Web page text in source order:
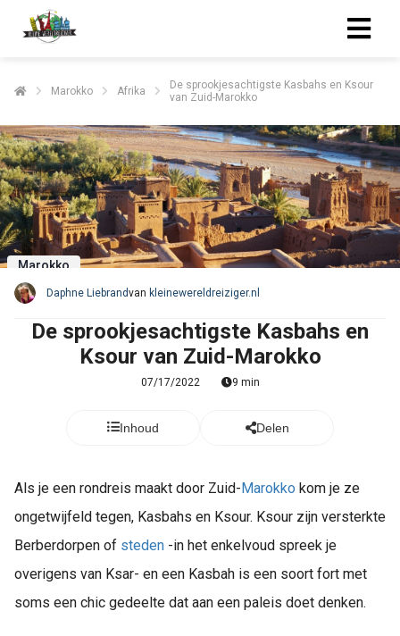
Marokko Afrika
De sprookjesachtigste Kasbahs en Ksour
van Zuid-Marokko
Marokko
Daphne Liebrandvan kleinewereldreiziger.nl
De sprookjesachtigste Kasbahs en
Ksour van Zuid-Marokko
07/17/2022 9 min
Inhoud Delen
Als je een rondreis maakt door Zuid-Marokko kom je ze
ongetwijfeld tegen, Kasbahs en Ksour. Ksour zijn versterkte
Berberdorpen of steden -in het enkelvoud spreek je
overigens van Ksar- en een Kasbah is een soort fort met
soms een chic gedeelte dat aan een paleis doet denken.